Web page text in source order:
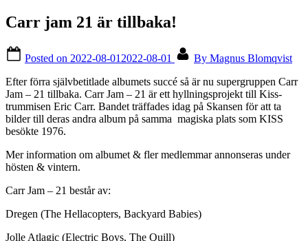
Carr jam 21 är tillbaka!
Posted on 2022-08-01 2022-08-01 By Magnus Blomqvist
Efter förra självbetitlade albumets succé så är nu supergruppen Carr
Jam – 21 tillbaka. Carr Jam – 21 är ett hyllningsprojekt till Kiss-
trummisen Eric Carr. Bandet träffades idag på Skansen för att ta
bilder till deras andra album på samma magiska plats som KISS
besökte 1976.
Mer information om albumet & fler medlemmar annonseras under
hösten & vintern.
Carr Jam – 21 består av:
Dregen (The Hellacopters, Backyard Babies)
Jolle Atlagic (Electric Boys, The Quill)